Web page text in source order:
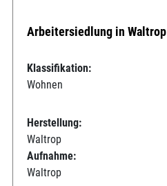
Arbeitersiedlung in Waltrop
Klassifikation:
Wohnen
Herstellung:
Waltrop
Aufnahme:
Waltrop